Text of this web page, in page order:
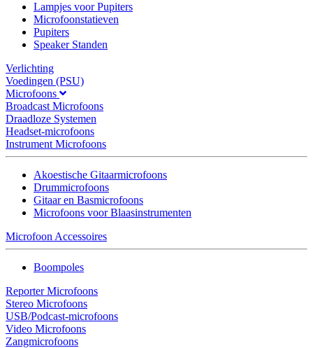
Lampjes voor Pupiters
Microfoonstatieven
Pupiters
Speaker Standen
Verlichting
Voedingen (PSU)
Microfoons
Broadcast Microfoons
Draadloze Systemen
Headset-microfoons
Instrument Microfoons
Akoestische Gitaarmicrofoons
Drummicrofoons
Gitaar en Basmicrofoons
Microfoons voor Blaasinstrumenten
Microfoon Accessoires
Boompoles
Reporter Microfoons
Stereo Microfoons
USB/Podcast-microfoons
Video Microfoons
Zangmicrofoons